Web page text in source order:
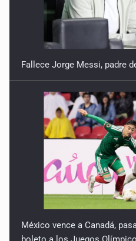
Fallece Jorge Messi, padre
México vence a Canadá,
boleto a los Juegos